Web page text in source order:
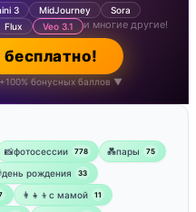
3 MidJourney
Sora
Flux Veo 3.1 и многие другие!
бонусных баллов ▼
📸фотосессии 778 💑пары 75
рождения 33
👩‍👧‍👦с мамой 11